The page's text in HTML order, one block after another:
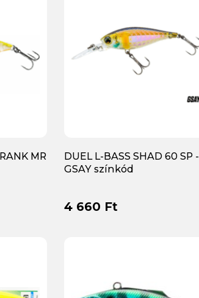
MR
DUEL L-BASS SHAD 60 SP -
GSAY színkód
4 660 Ft